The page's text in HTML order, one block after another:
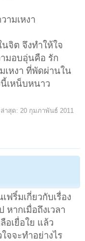
ามเหงา
จิต จึงทำให้ใจ
มอบอุ่นคือ รัก
เหงา ที่พัดผ่านใน
เหน็บหนาว
าสุด: 20 กุมภาพันธ์ 2011
ฟริ์มเกี่ยวกับเรื่อง
ากเมื่อถึงเวลา
อเยื่อใย แล้ว
จจะทำอย่างไร